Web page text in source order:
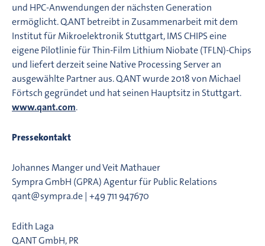
und HPC-Anwendungen der nächsten Generation
ermöglicht. Q.ANT betreibt in Zusammenarbeit mit dem
Institut für Mikroelektronik Stuttgart, IMS CHIPS eine
eigene Pilotlinie für Thin-Film Lithium Niobate (TFLN)-Chips
und liefert derzeit seine Native Processing Server an
ausgewählte Partner aus. Q.ANT wurde 2018 von Michael
Förtsch gegründet und hat seinen Hauptsitz in Stuttgart.
www.qant.com.
Pressekontakt
Johannes Manger und Veit Mathauer
Sympra GmbH (GPRA) Agentur für Public Relations
qant@sympra.de | +49 711 947670
Edith Laga
Q.ANT GmbH, PR